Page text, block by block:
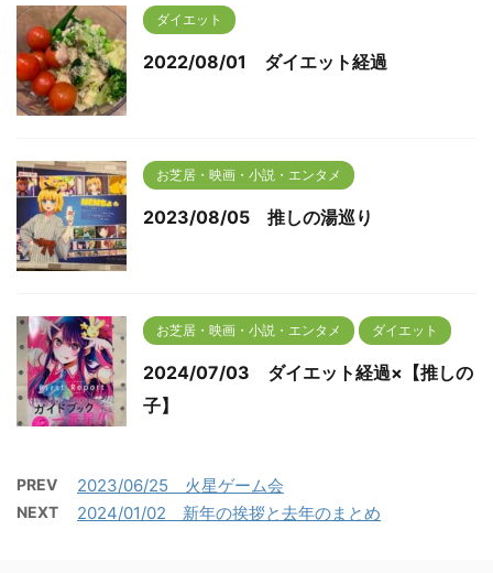
ダイエット
2022/08/01 ダイエット経過
お芝居・映画・小説・エンタメ
2023/08/05 推しの湯巡り
お芝居・映画・小説・エンタメ ダイエット
2024/07/03 ダイエット経過×【推しの
子】
PREV 2023/06/25 火星ゲーム会
NEXT 2024/01/02 新年の挨拶と去年のまとめ